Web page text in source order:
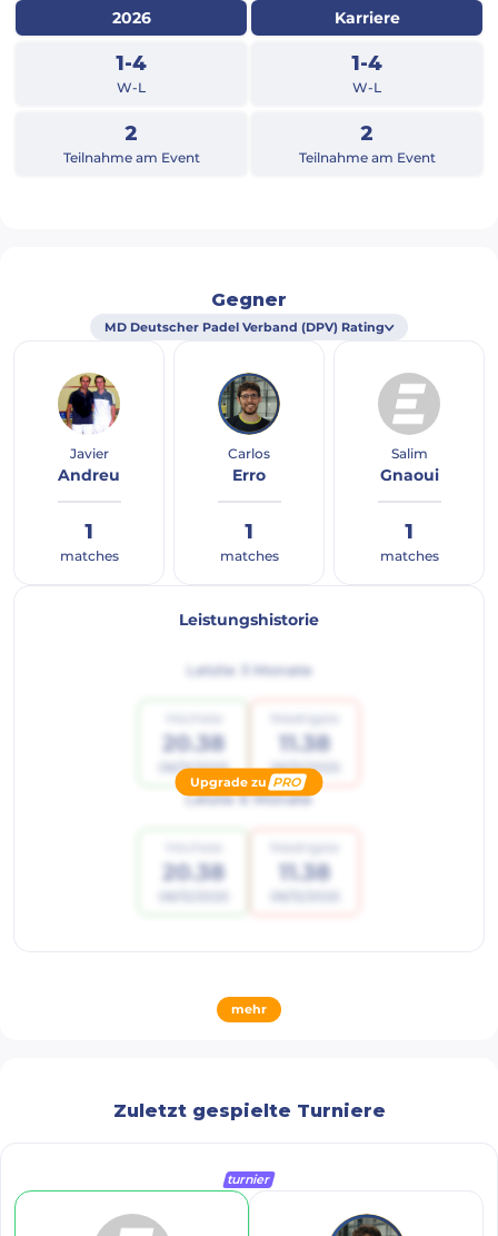
2026 Karriere
1-4
W-L
1-4
W-L
2
Teilnahme am Event
2
Teilnahme am Event
Gegner
MD Deutscher Padel Verband (DPV) Rating
Javier
Andreu
1
matches
Carlos
Erro
1
matches
Salim
Gnaoui
1
matches
Leistungshistorie
Upgrade zu PRO
Letzte 3 Monate
20.38
06/12/2025
11.38
06/12/2025
Letzte 6 Monate
20.38 11.38
mehr
Zuletzt gespielte Turniere
turnier